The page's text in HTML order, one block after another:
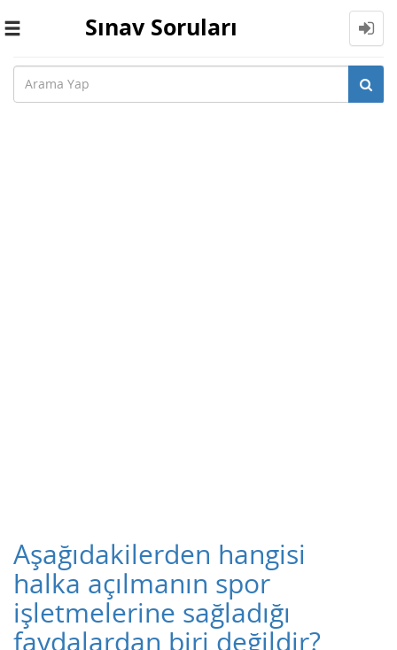
Toggle
Sınav Soruları
Aşağıdakilerden hangisi
halka açılmanın spor
işletmelerine sağladığı
faydalardan biri değildir?